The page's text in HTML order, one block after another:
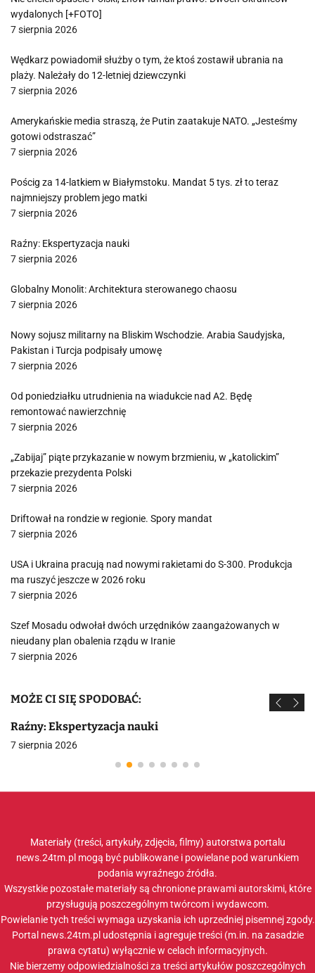
wydalonych [+FOTO]
7 sierpnia 2026
Wędkarz powiadomił służby o tym, że ktoś zostawił ubrania na
plaży. Należały do 12-letniej dziewczynki
7 sierpnia 2026
Amerykańskie media straszą, że Putin zaatakuje NATO. „Jesteśmy
gotowi odstraszać”
7 sierpnia 2026
Pościg za 14-latkiem w Białymstoku. Mandat 5 tys. zł to teraz
najmniejszy problem jego matki
7 sierpnia 2026
Raźny: Ekspertyzacja nauki
7 sierpnia 2026
Globalny Monolit: Architektura sterowanego chaosu
7 sierpnia 2026
Nowy sojusz militarny na Bliskim Wschodzie. Arabia Saudyjska,
Pakistan i Turcja podpisały umowę
7 sierpnia 2026
Od poniedziałku utrudnienia na wiadukcie nad A2. Będę
remontować nawierzchnię
7 sierpnia 2026
„Zabijaj” piąte przykazanie w nowym brzmieniu, w „katolickim”
przekazie prezydenta Polski
7 sierpnia 2026
Driftował na rondzie w regionie. Spory mandat
7 sierpnia 2026
USA i Ukraina pracują nad nowymi rakietami do S-300. Produkcja
ma ruszyć jeszcze w 2026 roku
7 sierpnia 2026
Szef Mosadu odwołał dwóch urzędników zaangażowanych w
nieudany plan obalenia rządu w Iranie
7 sierpnia 2026
MOŻE CI SIĘ SPODOBAĆ:
Raźny: Ekspertyzacja nauki
7 sierpnia 2026
Materiały (treści, artykuły, zdjęcia, filmy) autorstwa portalu
news.24tm.pl mogą być publikowane i powielane pod warunkiem
podania wyraźnego źródła.
Wszystkie pozostałe materiały są chronione prawami autorskimi, które
przysługują poszczególnym twórcom i wydawcom.
Powielanie tych treści wymaga uzyskania ich uprzedniej pisemnej zgody.
Portal news.24tm.pl udostępnia i agreguje treści (m.in. na zasadzie
prawa cytatu) wyłącznie w celach informacyjnych.
Nie bierzemy odpowiedzialności za treści artykułów poszczególnych